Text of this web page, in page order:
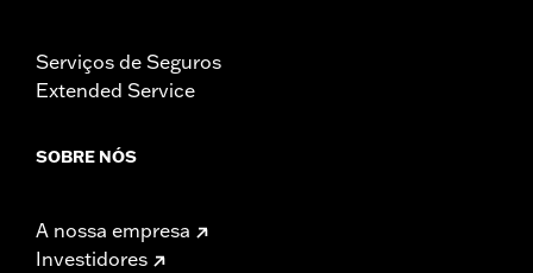
Serviços de Seguros
Extended Service
SOBRE NÓS
A nossa empresa
Investidores